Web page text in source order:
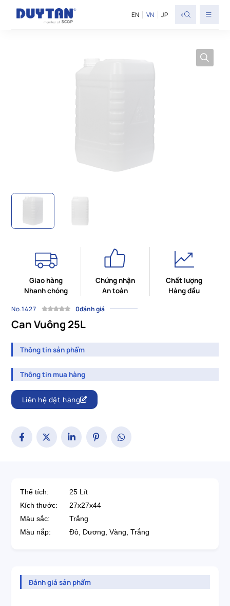
EN VN JP <
Giao hàng
Nhanh chóng
Chứng nhận
An toàn
Chất lượng
Hàng đầu
No.1427 0đánh giá
Can Vuông 25L
Thông tin sản phẩm
Thông tin mua hàng
Liên hệ đặt hàng
Thể tích: 25 Lít
Kích thước:
27x27x44
Màu sắc:
Trắng
Màu nắp:
Đỏ, Dương, Vàng, Trắng
Đánh giá sản phẩm